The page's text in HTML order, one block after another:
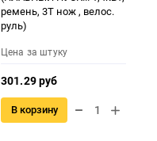
ремень, 3Т нож , велос.
руль)
Цена за штуку
301.29 руб
В корзину